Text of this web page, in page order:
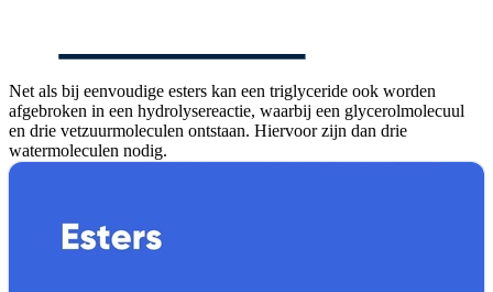
Net als bij eenvoudige esters kan een triglyceride ook worden
afgebroken in een hydrolysereactie, waarbij een glycerolmolecuul
en drie vetzuurmoleculen ontstaan. Hiervoor zijn dan drie
watermoleculen nodig.